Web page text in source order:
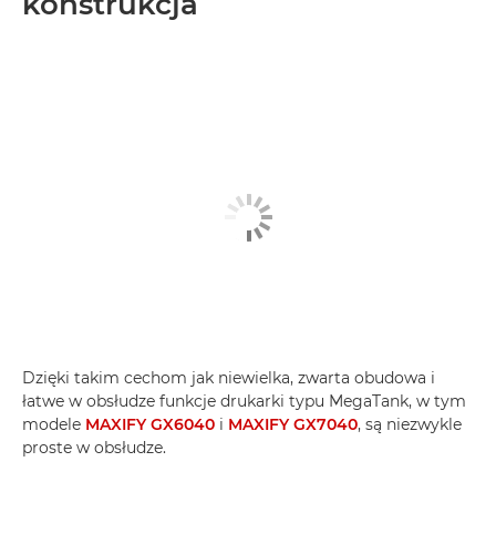
Dzięki takim cechom jak niewielka, zwarta obudowa i
łatwe w obsłudze funkcje drukarki typu MegaTank, w tym
modele MAXIFY GX6040 i MAXIFY GX7040, są niezwykle
proste w obsłudze.